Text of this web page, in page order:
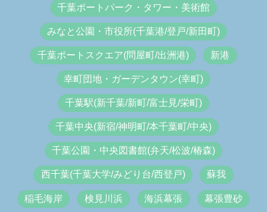
千葉ポートパーク・タワー・美術館
みなと公園・市役所(千葉港/登戸/新田町)
千葉ポートスクエア(問屋町/出洲港) 新港
幸町団地・ガーデンタウン(幸町)
千葉駅(新千葉/新町/富士見/栄町)
千葉中央(新宿/神明町/本千葉町/中央)
千葉公園・中央図書館(弁天/松波/椿森)
西千葉(千葉大学/みどり台/西登戸) 蘇我
稲毛海岸 検見川浜 海浜幕張 幕張豊砂